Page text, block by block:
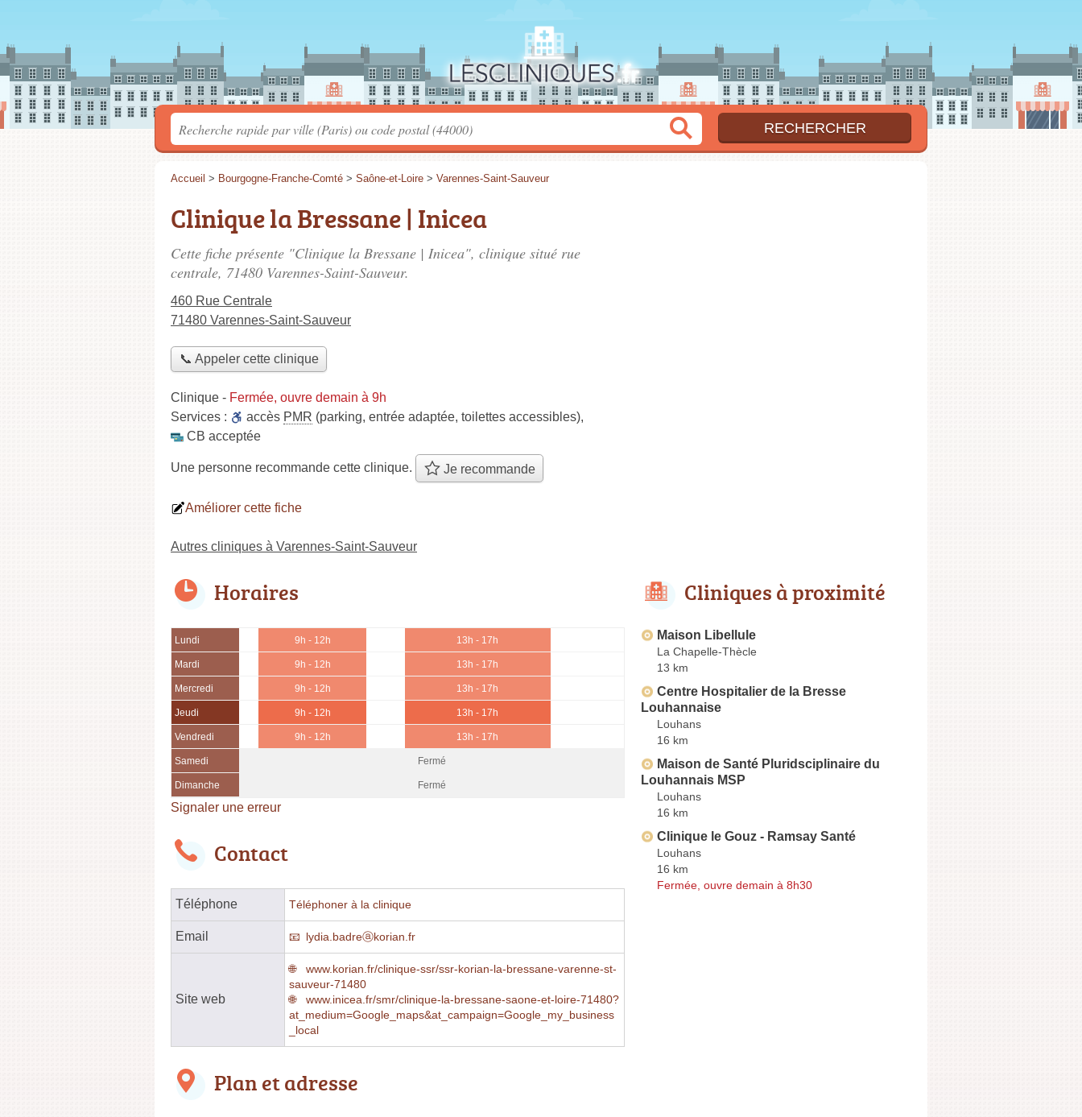
Accueil > Bourgogne-Franche-Comté > Saône-et-Loire > Varennes-Saint-Sauveur
Clinique la Bressane | Inicea
Cette fiche présente "Clinique la Bressane | Inicea", clinique situé rue
centrale, 71480 Varennes-Saint-Sauveur.
460 Rue Centrale
71480 Varennes-Saint-Sauveur
📞 Appeler cette clinique
Clinique - Fermée, ouvre demain à 9h
Services :
accès PMR (parking, entrée adaptée, toilettes accessibles),
CB acceptée
Une personne recommande cette clinique. Je recommande
Améliorer cette fiche
Autres cliniques à Varennes-Saint-Sauveur
Horaires
Lundi 9h - 12h 13h - 17h
Mardi 9h - 12h 13h - 17h
Mercredi 9h - 12h 13h - 17h
Jeudi 9h - 12h 13h - 17h
Vendredi 9h - 12h 13h - 17h
Samedi Fermé
Dimanche Fermé
Signaler une erreur
Contact
Téléphone Téléphoner à la clinique
Email lydia.badreⓐkorian.fr
Site web
www.korian.fr/clinique-ssr/ssr-korian-la-bressane-varenne-st-
sauveur-71480
www.inicea.fr/smr/clinique-la-bressane-saone-et-loire-71480?
at_medium=Google_maps&at_campaign=Google_my_business
_local
Plan et adresse
Cliniques à proximité
Maison Libellule
La Chapelle-Thècle
13 km
Centre Hospitalier de la Bresse
Louhannaise
Louhans
16 km
Maison de Santé Pluridsciplinaire du
Louhannais MSP
Louhans
16 km
Clinique le Gouz - Ramsay Santé
Louhans
16 km
Fermée, ouvre demain à 8h30